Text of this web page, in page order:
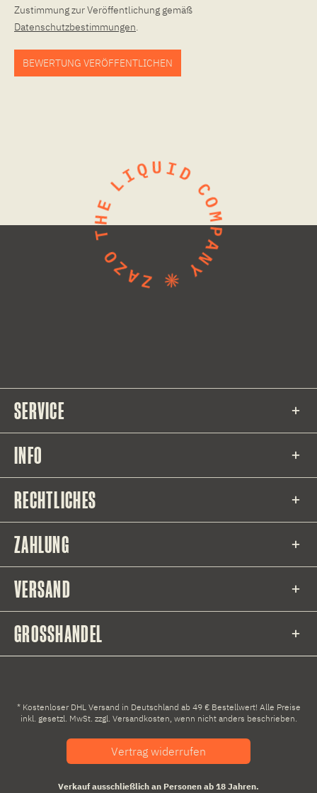
Zustimmung zur Veröffentlichung gemäß
Datenschutzbestimmungen.
BEWERTUNG VERÖFFENTLICHEN
SERVICE
INFO
RECHTLICHES
ZAHLUNG
VERSAND
GROSSHANDEL
* Kostenloser DHL Versand in Deutschland ab 49 € Bestellwert! Alle Preise
inkl. gesetzl. MwSt. zzgl. Versandkosten, wenn nicht anders beschrieben.
Vertrag widerrufen
Verkauf ausschließlich an Personen ab 18 Jahren.